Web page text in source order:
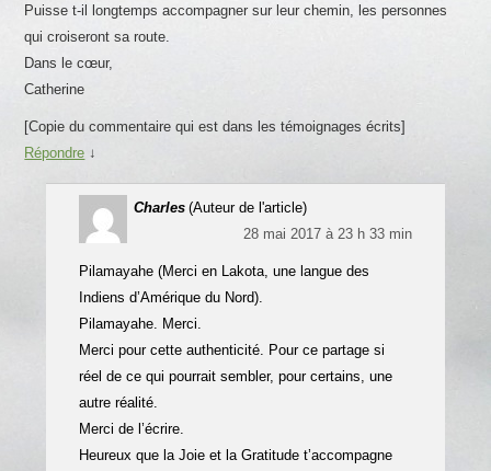
Puisse t-il longtemps accompagner sur leur chemin, les personnes
qui croiseront sa route.
Dans le cœur,
Catherine
[Copie du commentaire qui est dans les témoignages écrits]
Répondre ↓
Charles (Auteur de l'article)
28 mai 2017 à 23 h 33 min
Pilamayahe (Merci en Lakota, une langue des
Indiens d’Amérique du Nord).
Pilamayahe. Merci.
Merci pour cette authenticité. Pour ce partage si
réel de ce qui pourrait sembler, pour certains, une
autre réalité.
Merci de l’écrire.
Heureux que la Joie et la Gratitude t’accompagne